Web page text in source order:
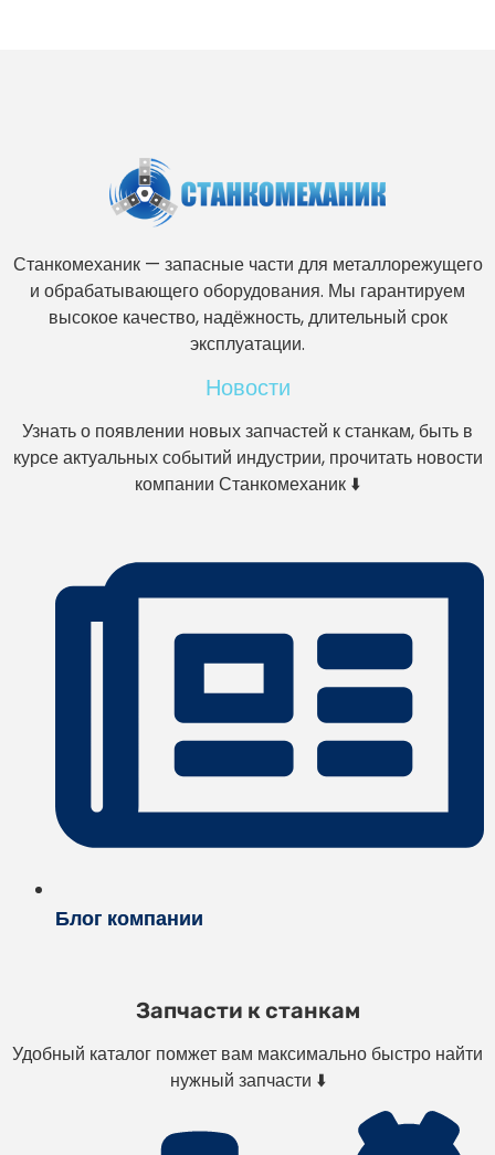
Станкомеханик — запасные части для металлорежущего
и обрабатывающего оборудования. Мы гарантируем
высокое качество, надёжность, длительный срок
эксплуатации.
Новости
Узнать о появлении новых запчастей к станкам, быть в
курсе актуальных событий индустрии, прочитать новости
компании Станкомеханик ⬇️
Блог компании
Запчасти к станкам
Удобный каталог помжет вам максимально быстро найти
нужный запчасти ⬇️